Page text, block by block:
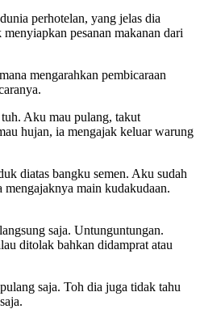
perhotelan, yang jelas dia
pesanan makanan dari
mengarahkan pembicaraan
Aku mau pulang, takut
hujan, ia mengajak keluar warung
diatas bangku semen. Aku sudah
mengajaknya main kudakudaan.
saja. Untunguntungan.
ditolak bahkan didamprat atau
saja. Toh dia juga tidak tahu